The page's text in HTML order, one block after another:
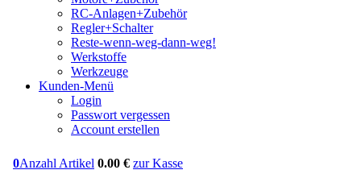
RC-Anlagen+Zubehör
Regler+Schalter
Reste-wenn-weg-dann-weg!
Werkstoffe
Werkzeuge
Kunden-Menü
Login
Passwort vergessen
Account erstellen
0Anzahl Artikel 0.00 € zur Kasse